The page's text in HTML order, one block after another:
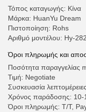
Τόπος καταγωγής: Κίνα
Μάρκα: HuanYu Dream
Πιστοποίηση: Rohs
Αριθμό μοντέλου: Hy-
Όροι πληρωμής και
Ποσότητα παραγγελίας
Τιμή: Negotiate
Συσκευασία
Χρόνος παράδοσης: 10-
Όροι πληρωμής: T/T,